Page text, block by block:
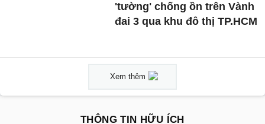
'tường' chống ồn trên Vành
đai 3 qua khu đô thị TP.HCM
Xem thêm
THÔNG TIN HỮU ÍCH